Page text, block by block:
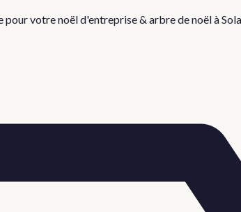
pour votrenoël d'entreprise & arbre de noëlà